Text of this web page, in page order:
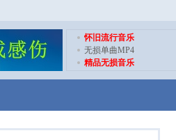
怀旧流行音乐
无损单曲MP4
精品无损音乐